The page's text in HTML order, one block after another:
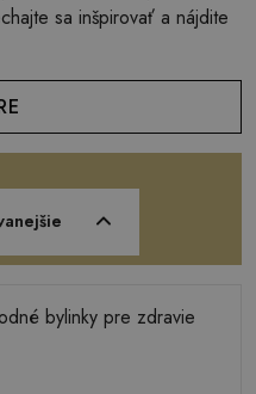
sa inšpirovať a nájdite